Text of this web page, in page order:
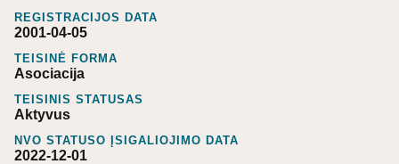
REGISTRACIJOS DATA
2001-04-05
TEISINĖ FORMA
Asociacija
TEISINIS STATUSAS
Aktyvus
NVO STATUSO ĮSIGALIOJIMO DATA
2022-12-01